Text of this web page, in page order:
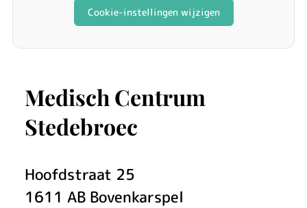
Cookie-instellingen wijzigen
Medisch Centrum
Stedebroec
Hoofdstraat 25
1611 AB Bovenkarspel